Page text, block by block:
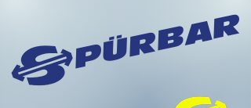
PÜRBAR